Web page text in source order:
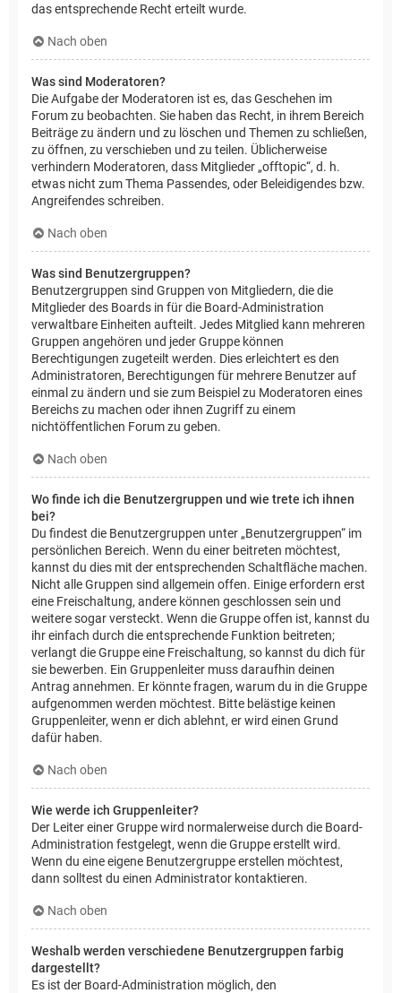
das entsprechende Recht erteilt wurde.
Nach oben
Was sind Moderatoren?
Die Aufgabe der Moderatoren ist es, das Geschehen im
Forum zu beobachten. Sie haben das Recht, in ihrem Bereich
Beiträge zu ändern und zu löschen und Themen zu schließen,
zu öffnen, zu verschieben und zu teilen. Üblicherweise
verhindern Moderatoren, dass Mitglieder „offtopic“, d. h.
etwas nicht zum Thema Passendes, oder Beleidigendes bzw.
Angreifendes schreiben.
Nach oben
Was sind Benutzergruppen?
Benutzergruppen sind Gruppen von Mitgliedern, die die
Mitglieder des Boards in für die Board-Administration
verwaltbare Einheiten aufteilt. Jedes Mitglied kann mehreren
Gruppen angehören und jeder Gruppe können
Berechtigungen zugeteilt werden. Dies erleichtert es den
Administratoren, Berechtigungen für mehrere Benutzer auf
einmal zu ändern und sie zum Beispiel zu Moderatoren eines
Bereichs zu machen oder ihnen Zugriff zu einem
nichtöffentlichen Forum zu geben.
Nach oben
Wo finde ich die Benutzergruppen und wie trete ich ihnen
bei?
Du findest die Benutzergruppen unter „Benutzergruppen“ im
persönlichen Bereich. Wenn du einer beitreten möchtest,
kannst du dies mit der entsprechenden Schaltfläche machen.
Nicht alle Gruppen sind allgemein offen. Einige erfordern erst
eine Freischaltung, andere können geschlossen sein und
weitere sogar versteckt. Wenn die Gruppe offen ist, kannst du
ihr einfach durch die entsprechende Funktion beitreten;
verlangt die Gruppe eine Freischaltung, so kannst du dich für
sie bewerben. Ein Gruppenleiter muss daraufhin deinen
Antrag annehmen. Er könnte fragen, warum du in die Gruppe
aufgenommen werden möchtest. Bitte belästige keinen
Gruppenleiter, wenn er dich ablehnt, er wird einen Grund
dafür haben.
Nach oben
Wie werde ich Gruppenleiter?
Der Leiter einer Gruppe wird normalerweise durch die Board-
Administration festgelegt, wenn die Gruppe erstellt wird.
Wenn du eine eigene Benutzergruppe erstellen möchtest,
dann solltest du einen Administrator kontaktieren.
Nach oben
Weshalb werden verschiedene Benutzergruppen farbig
dargestellt?
Es ist der Board-Administration möglich, den